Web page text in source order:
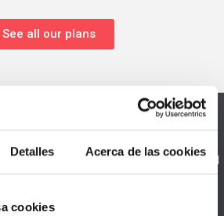
Detalles Acerca de las cookies
cookies
See all our plans
DO WE DO IT?
service in Barcelona
relieving your pain and
of life.